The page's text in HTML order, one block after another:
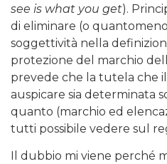
see is what you get).
di eliminare (o
soggettività nella
protezione del marchio
prevede che la tutela che
auspicare sia determinata
quanto (marchio ed
tutti possibile vedere sul
Il dubbio mi viene perché